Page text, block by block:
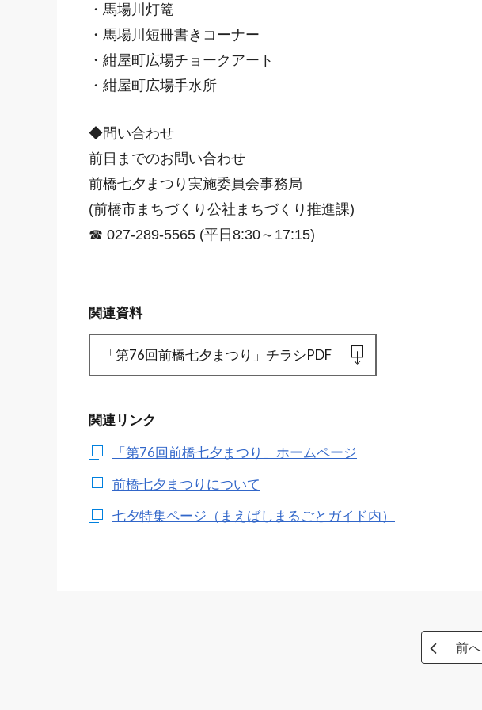
・馬場川灯篭
・馬場川短冊書きコーナー
・紺屋町広場チョークアート
・紺屋町広場手水所
◆問い合わせ
前日までのお問い合わせ
前橋七夕まつり実施委員会事務局
(前橋市まちづくり公社まちづくり推進課)
☎ 027-289-5565 (平日8:30～17:15)
関連資料
「第76回前橋七夕まつり」チラシPDF
関連リンク
「第76回前橋七夕まつり」ホームページ
前橋七夕まつりについて
七夕特集ページ（まえばしまるごとガイド内）
前へ